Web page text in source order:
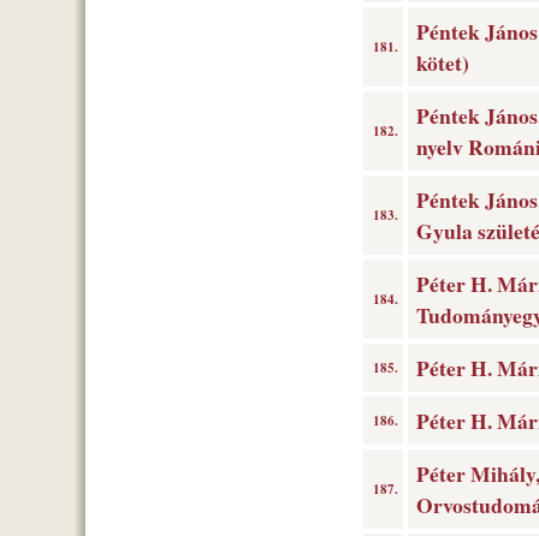
181.
Péntek
kötet)
182.
Péntek
nyelv
183.
Péntek
Gyula
184.
Péter H.
185. Péter H.
186. Péter H.
187.
Péter